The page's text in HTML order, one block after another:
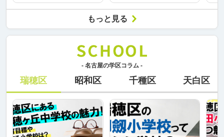
もっと見る
- 名古屋の学区コラム -
瑞穂区 昭和区 千種区 天白区